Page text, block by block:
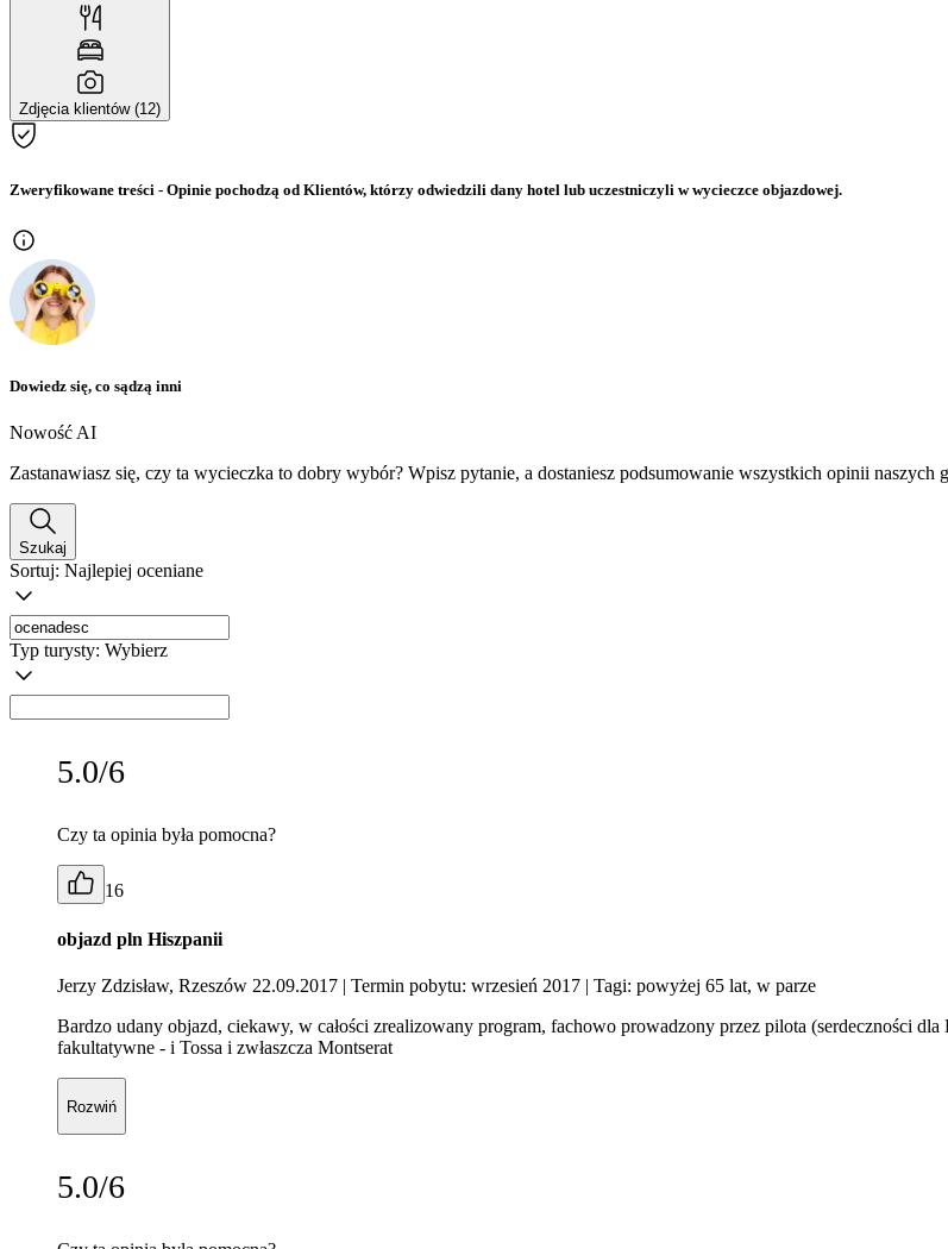
Zdjęcia klientów (12)
Zweryfikowane treści - Opinie pochodzą od Klientów, którzy odwiedzili dany hotel lub uczestniczyli w wycieczce objazdowej.
Dowiedz się, co sądzą inni
Nowość AI
Zastanawiasz się, czy ta wycieczka to dobry wybór? Wpisz pytanie, a dostaniesz podsumowanie wszystkich opinii naszych
Szukaj
Sortuj: Najlepiej oceniane
Typ turysty: Wybierz
5.0/6
Czy ta opinia była pomocna?
16
objazd pln Hiszpanii
Jerzy Zdzisław, Rzeszów 22.09.2017 | Termin pobytu: wrzesień 2017 | Tagi: powyżej 65 lat, w parze
Bardzo udany objazd, ciekawy, w całości zrealizowany program, fachowo prowadzony przez pilota (serdeczności
fakultatywne - i Tossa i zwłaszcza Montserat
Rozwiń
5.0/6